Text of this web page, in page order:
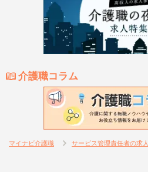
介護職コラム
マイナビ介護職 サービス管理責任者の求人